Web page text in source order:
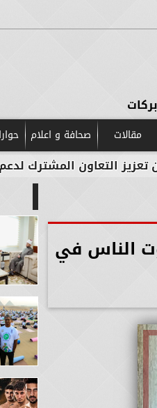
مقالات صحافة و اعلام
المشترك لدعم جهود
الناس في